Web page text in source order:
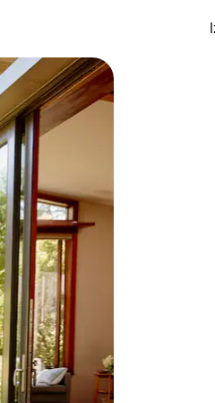
ili prelaskom prstom po